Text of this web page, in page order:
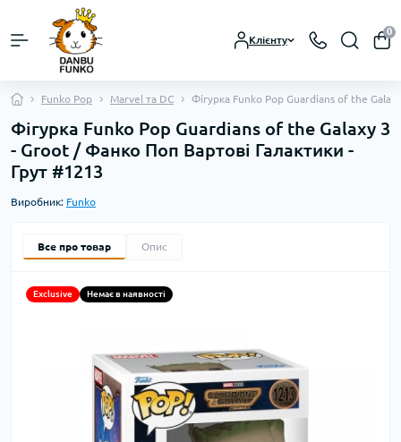
Клієнту
0
Funko Pop Marvel та DC Фігурка Funko Pop Guardians of the
Фігурка Funko Pop Guardians of the Galaxy 3
- Groot / Фанко Поп Вартові Галактики -
Грут #1213
Виробник: Funko
Все про товар Опис
Exclusive Немає в наявності